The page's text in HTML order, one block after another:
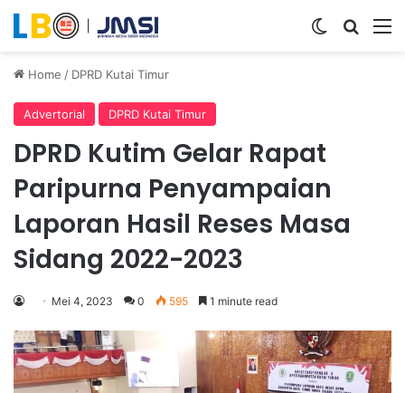
Switch skin
Home / DPRD Kutai Timur
Advertorial DPRD Kutai Timur
DPRD Kutim Gelar Rapat
Paripurna Penyampaian
Laporan Hasil Reses Masa
Sidang 2022-2023
Mei 4, 2023 0 595 1 minute read